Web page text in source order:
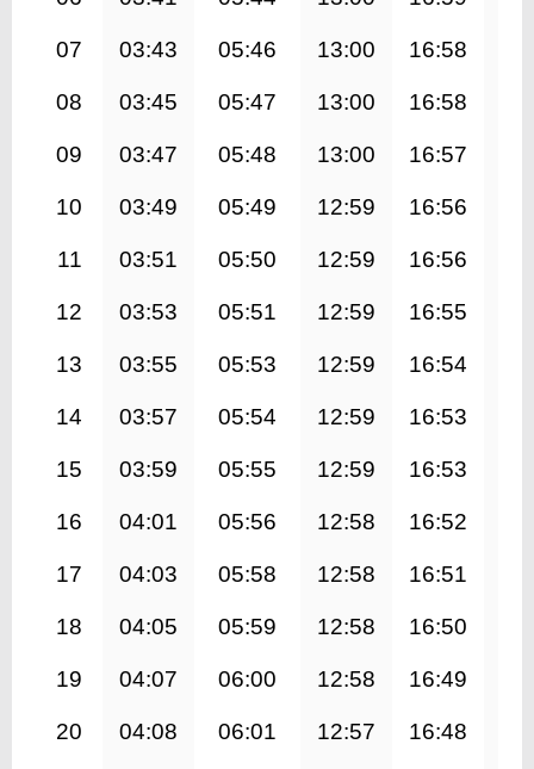
07 03:43 05:46 13:00 16:58
08 03:45 05:47 13:00 16:58
09 03:47 05:48 13:00 16:57
10 03:49 05:49 12:59 16:56
11 03:51 05:50 12:59 16:56
12 03:53 05:51 12:59 16:55
13 03:55 05:53 12:59 16:54
14 03:57 05:54 12:59 16:53
15 03:59 05:55 12:59 16:53
16 04:01 05:56 12:58 16:52
17 04:03 05:58 12:58 16:51
18 04:05 05:59 12:58 16:50
19 04:07 06:00 12:58 16:49
20 04:08 06:01 12:57 16:48